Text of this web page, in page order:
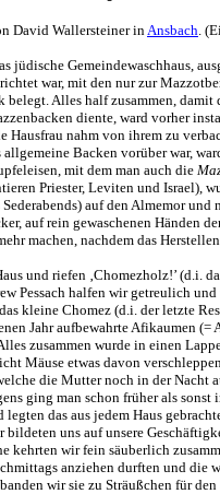
David Wallersteiner inAnsbach.
Gemeindewaschhaus,
war, mit den nur zur
Alles half zusammen, damit
diente, ward vorher
Hausfrau nahm von ihrem zu
Backen vorüber war,
mit dem man auch die
Priester, Leviten und Israel),
auf den Almemor und
auf rein gewaschenen Händen
machen, nachdem das
und riefen ‚Chomezholz!’ (d.i.
Pessach halfen wir getreulich
kleine Chomez (d.i. der letzte
Jahr aufbewahrte Afikaumen (=
zusammen wurde in einen
Mäuse etwas davon
die Mutter noch in der Nacht
ging man schon früher als sonst
das aus jedem Haus
uns auf unsere
kehrten wir fein säuberlich
anziehen durften und die
wir sie zu Sträußchen für